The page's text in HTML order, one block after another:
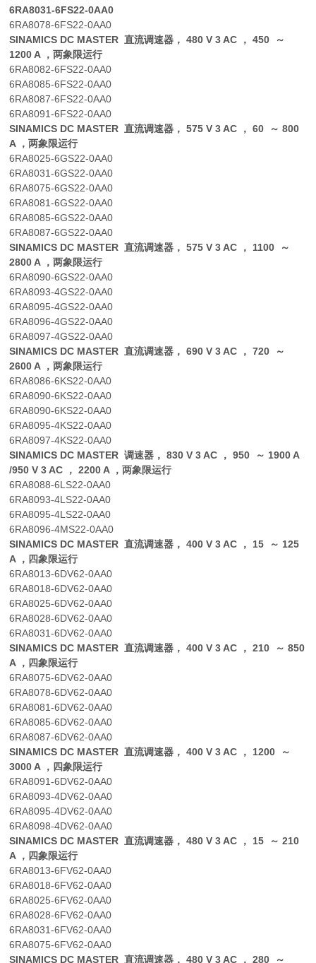
6RA8031-6FS22-0AA0
6RA8078-6FS22-0AA0
SINAMICS DC MASTER 直流调速器， 480 V 3 AC ， 450 ～
1200 A ，两象限运行
6RA8082-6FS22-0AA0
6RA8085-6FS22-0AA0
6RA8087-6FS22-0AA0
6RA8091-6FS22-0AA0
SINAMICS DC MASTER 直流调速器， 575 V 3 AC ， 60 ～ 800
A ，两象限运行
6RA8025-6GS22-0AA0
6RA8031-6GS22-0AA0
6RA8075-6GS22-0AA0
6RA8081-6GS22-0AA0
6RA8085-6GS22-0AA0
6RA8087-6GS22-0AA0
SINAMICS DC MASTER 直流调速器， 575 V 3 AC ， 1100 ～
2800 A ，两象限运行
6RA8090-6GS22-0AA0
6RA8093-4GS22-0AA0
6RA8095-4GS22-0AA0
6RA8096-4GS22-0AA0
6RA8097-4GS22-0AA0
SINAMICS DC MASTER 直流调速器， 690 V 3 AC ， 720 ～
2600 A ，两象限运行
6RA8086-6KS22-0AA0
6RA8090-6KS22-0AA0
6RA8090-6KS22-0AA0
6RA8095-4KS22-0AA0
6RA8097-4KS22-0AA0
SINAMICS DC MASTER 调速器， 830 V 3 AC ， 950 ～ 1900 A
/950 V 3 AC ， 2200 A ，两象限运行
6RA8088-6LS22-0AA0
6RA8093-4LS22-0AA0
6RA8095-4LS22-0AA0
6RA8096-4MS22-0AA0
SINAMICS DC MASTER 直流调速器， 400 V 3 AC ， 15 ～ 125
A ，四象限运行
6RA8013-6DV62-0AA0
6RA8018-6DV62-0AA0
6RA8025-6DV62-0AA0
6RA8028-6DV62-0AA0
6RA8031-6DV62-0AA0
SINAMICS DC MASTER 直流调速器， 400 V 3 AC ， 210 ～ 850
A ，四象限运行
6RA8075-6DV62-0AA0
6RA8078-6DV62-0AA0
6RA8081-6DV62-0AA0
6RA8085-6DV62-0AA0
6RA8087-6DV62-0AA0
SINAMICS DC MASTER 直流调速器， 400 V 3 AC ， 1200 ～
3000 A ，四象限运行
6RA8091-6DV62-0AA0
6RA8093-4DV62-0AA0
6RA8095-4DV62-0AA0
6RA8098-4DV62-0AA0
SINAMICS DC MASTER 直流调速器， 480 V 3 AC ， 15 ～ 210
A ，四象限运行
6RA8013-6FV62-0AA0
6RA8018-6FV62-0AA0
6RA8025-6FV62-0AA0
6RA8028-6FV62-0AA0
6RA8031-6FV62-0AA0
6RA8075-6FV62-0AA0
SINAMICS DC MASTER 直流调速器， 480 V 3 AC ， 280 ～